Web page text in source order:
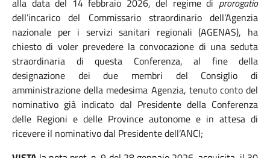
alla data del 14 febbraio 2026, del regime di prorogatio
dell’incarico del Commissario straordinario dell’Agenzia
nazionale per i servizi sanitari regionali (AGENAS), ha
chiesto di voler prevedere la convocazione di una seduta
straordinaria di questa Conferenza, al fine della
designazione dei due membri del Consiglio di
amministrazione della medesima Agenzia, tenuto conto del
nominativo già indicato dal Presidente della Conferenza
delle Regioni e delle Province autonome e in attesa di
ricevere il nominativo dal Presidente dell’ANCI;